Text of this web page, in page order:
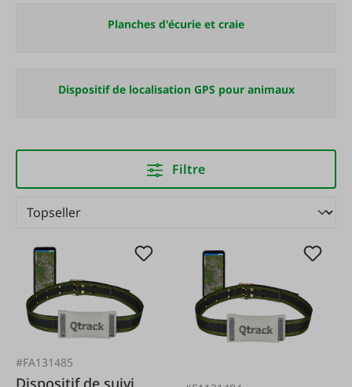
Planches d'écurie et craie
Dispositif de localisation GPS pour animaux
Filtre
#FA131485